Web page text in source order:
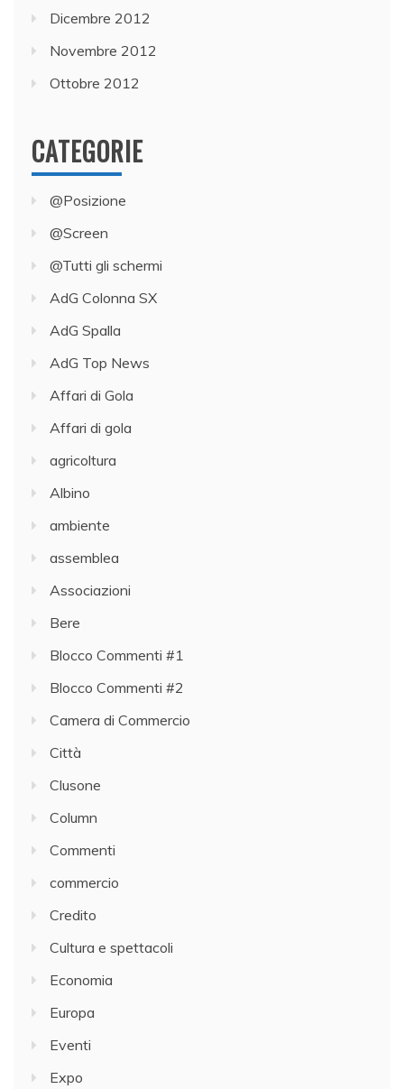
Dicembre 2012
Novembre 2012
Ottobre 2012
CATEGORIE
@Posizione
@Screen
@Tutti gli schermi
AdG Colonna SX
AdG Spalla
AdG Top News
Affari di Gola
Affari di gola
agricoltura
Albino
ambiente
assemblea
Associazioni
Bere
Blocco Commenti #1
Blocco Commenti #2
Camera di Commercio
Città
Clusone
Column
Commenti
commercio
Credito
Cultura e spettacoli
Economia
Europa
Eventi
Expo